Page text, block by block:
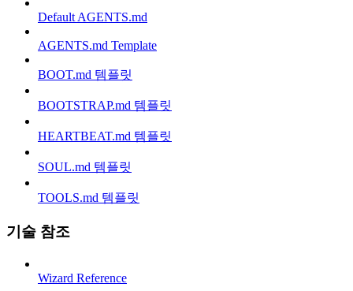
Default AGENTS.md
AGENTS.md Template
BOOT.md 템플릿
BOOTSTRAP.md 템플릿
HEARTBEAT.md 템플릿
SOUL.md 템플릿
TOOLS.md 템플릿
기술 참조
Wizard Reference